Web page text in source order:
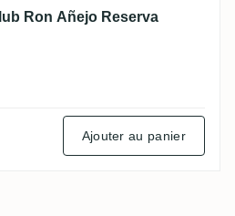
Ron Añejo Reserva
Ajouter au panier